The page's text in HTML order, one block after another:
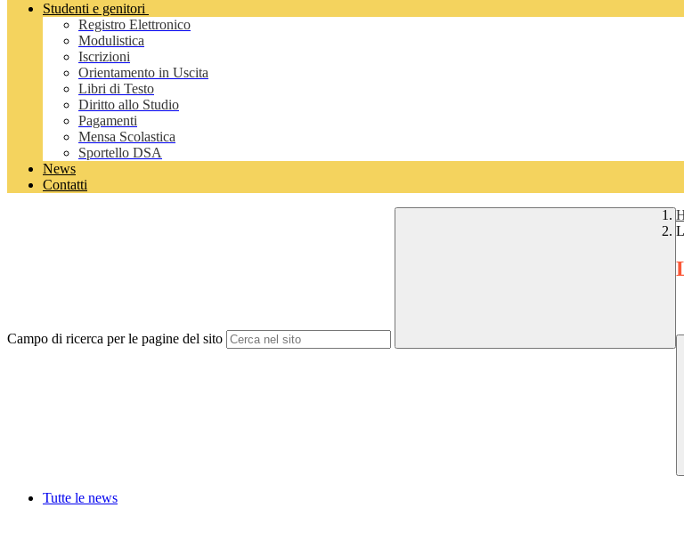
Studenti e genitori
Registro Elettronico
Modulistica
Iscrizioni
Orientamento in Uscita
Libri di Testo
Diritto allo Studio
Pagamenti
Mensa Scolastica
Sportello DSA
News
Contatti
Campo di ricerca per le pagine del sito
Tutte le news